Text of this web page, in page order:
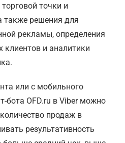
точки и
также решения для
рекламы, определения
клиентов и аналитики
или с мобильного
бота OFD.ru в Viber можно
продаж в
результативность